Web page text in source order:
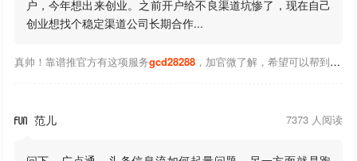
户，今年想出来创业。之前开户给不良渠道坑惨了，现在自己
创业想找个稳定渠道公司长期合作...
真帅！靠谱推官方有这项服务gcd28288，加官微了解，希望可以帮到你！
 范儿 7373 人阅读